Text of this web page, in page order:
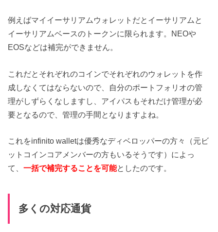
例えばマイイーサリアムウォレットだとイーサリアムと
イーサリアムベースのトークンに限られます。NEOや
EOSなどは補完ができません。
これだとそれぞれのコインでそれぞれのウォレットを作
成しなくてはならないので、自分のポートフォリオの管
理がしずらくなしますし、アイパスもそれだけ管理が必
要となるので、管理の手間となりますよね。
これをinfinito walletは優秀なディベロッパーの方々（元ビ
ットコインコアメンバーの方もいるそうです）によっ
て、一括で補完することを可能としたのです。
多くの対応通貨